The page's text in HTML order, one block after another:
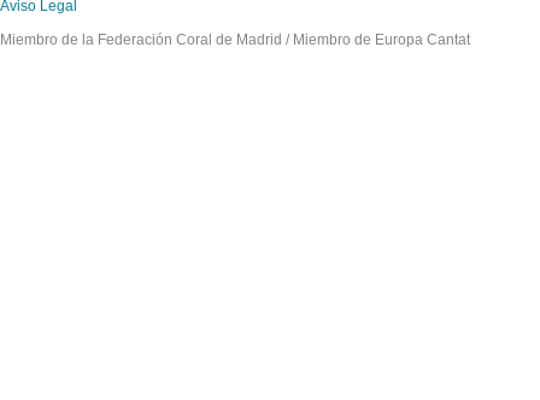
Aviso Legal
Miembro de la Federación Coral de Madrid / Miembro de Europa Cantat